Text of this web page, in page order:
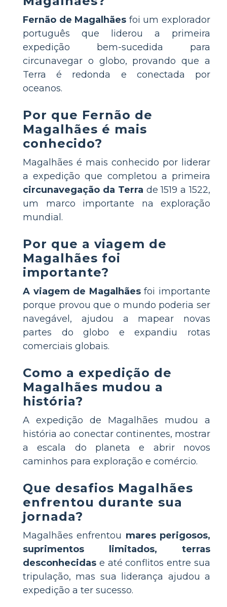
Fernão de Magalhães foi um explorador
português que liderou a primeira
expedição bem-sucedida para
circunavegar o globo, provando que a
Terra é redonda e conectada por
oceanos.
Por que Fernão de
Magalhães é mais
conhecido?
Magalhães é mais conhecido por liderar
a expedição que completou a primeira
circunavegação da Terra de 1519 a 1522,
um marco importante na exploração
mundial.
Por que a viagem de
Magalhães foi
importante?
A viagem de Magalhãesfoi importante
porque provou que o mundo poderia ser
navegável, ajudou a mapear novas
partes do globo e expandiu rotas
comerciais globais.
Como a expedição de
Magalhães mudou a
história?
A expedição de Magalhães mudou a
história ao conectar continentes, mostrar
a escala do planeta e abrir novos
caminhos para exploração e comércio.
Que desafios Magalhães
enfrentou durante sua
jornada?
Magalhães enfrentou mares perigosos,
suprimentos limitados, terras
desconhecidas e até conflitos entre sua
tripulação, mas sua liderança ajudou a
expedição a ter sucesso.